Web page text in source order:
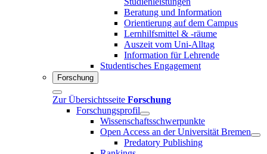
Beratung und Information
Orientierung auf dem Campus
Lernhilfsmittel & -räume
Auszeit vom Uni-Alltag
Information für Lehrende
Studentisches Engagement
Forschung
Zur Übersichtsseite Forschung
Forschungsprofil
Wissenschaftsschwerpunkte
Open Access an der Universität Bremen
Predatory Publishing